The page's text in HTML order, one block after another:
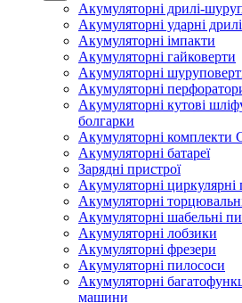
Акумуляторні дрилі-
Акумуляторні ударні
Акумуляторні імпакти
Акумуляторні гайковерти
Акумуляторні
Акумуляторні
Акумуляторні кутові
болгарки
Акумуляторні комплекти
Акумуляторні батареї
Зарядні пристрої
Акумуляторні циркулярні
Акумуляторні
Акумуляторні шабельні
Акумуляторні лобзики
Акумуляторні фрезери
Акумуляторні пилососи
Акумуляторні
машини